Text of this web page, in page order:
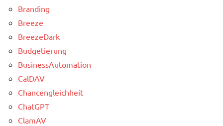
Branding
Breeze
BreezeDark
Budgetierung
BusinessAutomation
CalDAV
Chancengleichheit
ChatGPT
ClamAV